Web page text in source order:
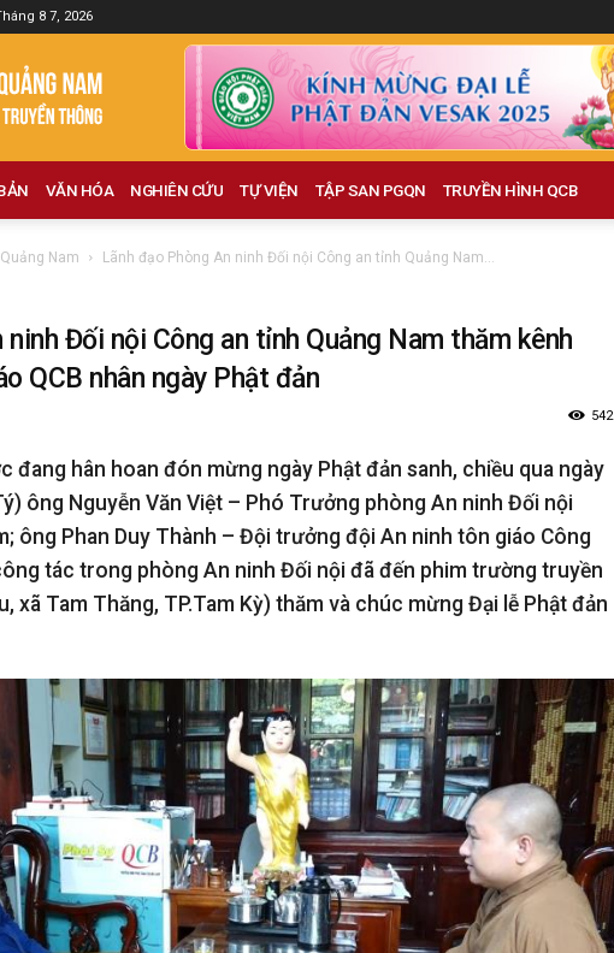
8 7, 2026
VĂN HÓA NGHIÊN CỨU TỰ VIỆN TẬP SAN PGQN TRUYỀN HÌNH QCB
Nam Lãnh đạo Phòng An ninh Đối nội Công an tỉnh Quảng Nam...
ninh Đối nội Công an tỉnh Quảng Nam thăm kênh
QCB nhân ngày Phật đản
542
đang hân hoan đón mừng ngày Phật đản sanh, chiều qua ngày
ông Nguyễn Văn Việt – Phó Trưởng phòng An ninh Đối nội
ông Phan Duy Thành – Đội trưởng đội An ninh tôn giáo Công
tác trong phòng An ninh Đối nội đã đến phim trường truyền
xã Tam Thăng, TP.Tam Kỳ) thăm và chúc mừng Đại lễ Phật đản